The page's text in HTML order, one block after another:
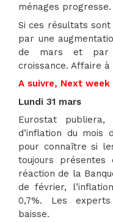
ménages progresse.
Si ces résultats
par une
de mars et par
croissance. Affaire à
A suivre, Next week
Lundi 31 mars
Eurostat
d’inflation du mois
pour connaître si
toujours présentes
réaction de la
de février,
0,7%. Les experts
baisse.